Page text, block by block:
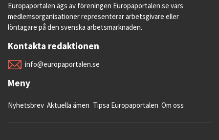
Europaportalen ägs av föreningen Europaportalen.se vars
medlemsorganisationer representerar arbetsgivare eller
löntagare på den svenska arbetsmarknaden.
Kontakta redaktionen
info@europaportalen.se
Meny
Nyhetsbrev Aktuella ämen Tipsa Europaportalen Om oss